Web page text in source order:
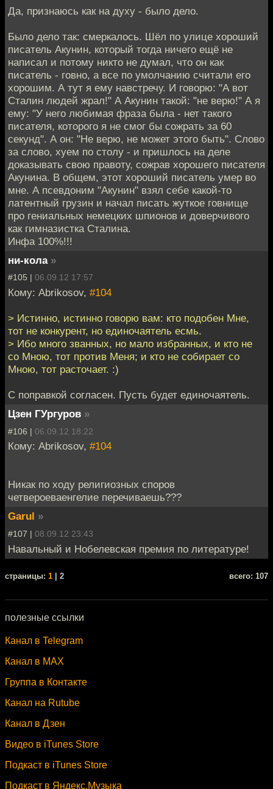
Да, признаюсь как на духу - было дело.
Было дело так: смеркалось. Шёл по улице хороший
писатель Акунин, который тогда ничего ещё не
написал и потому никто не думал, что он как
писатель - говно, а все по умолчанию считали его
хорошим. А тут я ему навстречу. И говорю: "А вот
Сталин людей жрал!" А Акунин такой: "не верю!" А я
ему: "У него любимая фраза была - нет такого
писателя, которого я не смог бы сожрать за 60
секунд". А он: "Не верю, не может этого быть". Слово
за слово, хуем по столу - и пришлось на деле
доказывать свою правоту, сожрав хорошего писателя
Акунина. В общем, этот хороший писатель умер во
мне. А псевдоним "Акунин" взял себе какой-то
латентный грузин и начал писать жуткое говнище
про гениальных немецких шпионов и доверчивого
как гимназистка Сталина.
Инфа 100%!!!
ни-кола »
#105 | 06.09.12 17:57
Кому: Abrikosov, #104
> Истинно, истинно говорю вам: кто подобен Мне,
тот не конкурент, но единочаятель есмь.
> Ибо много званных, но мало избранных, и кто не
со Мною, тот против Меня; и кто не собирает со
Мною, тот расточает. :)
С поправкой согласен. Пусть будет единочаятель.
Цзен ГУргуров »
#106 | 06.09.12 18:22
Кому: Abrikosov, #104
Никак по ходу религиозных споров
четвероеваенгелие перечиваешь???
Garul »
#107 | 08.09.12 23:43
Навальный и Нобелевская премия по литературе!
cтраницы: 1 | 2 всего: 107
полезные ссылки
Канал в Telegram
Канал в MAX
Группа в Контакте
Канал на Rutube
Канал в Дзен
Видео в iTunes Store
Подкаст в iTunes Store
Подкаст в Яндекс.Музыка